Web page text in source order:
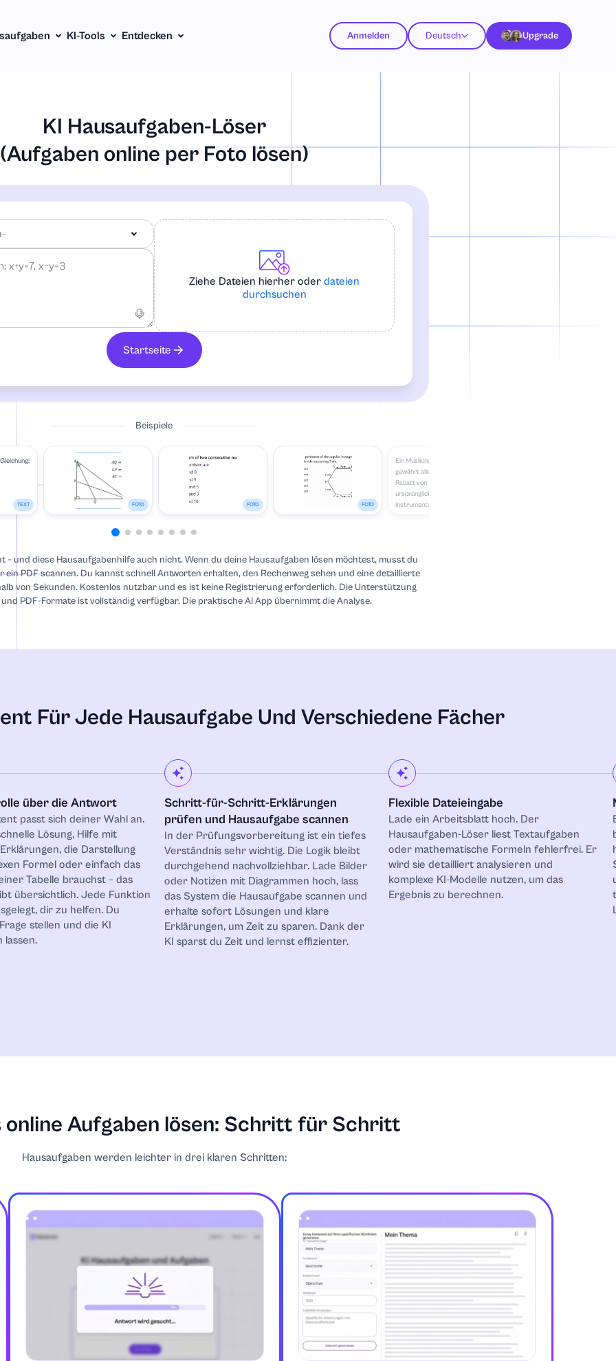
KI-Tools Entdecken Anmelden Deutsch Upgrade
KI Hausaufgaben-Löser
(Aufgaben online per Foto lösen)
Literaturverzeichnis
Ziehe Dateien hierher oder dateien
durchsuchen
Startseite
Beispiele
TEXT FOTO FOTO FOTO
Ein Musikinstrumentengeschäft
gewährt allen Schülern einen
Rabatt von 10 % auf den
ursprünglichen Preis eines
Instruments. Während eines
Highschool, kauft eine Flöte für
306 $. Wie viel hat sie
375 $ 400 $ 408 $ 425 $
– und diese Hausaufgabenhilfe auch nicht. Wenn du deine Hausaufgaben lösen möchtest, musst du
ein PDF scannen. Du kannst schnell Antworten erhalten, den Rechenweg sehen und eine detaillierte
von Sekunden. Kostenlos nutzbar und es ist keine Registrierung erforderlich. Die Unterstützung
PDF-Formate ist vollständig verfügbar. Die praktische AI App übernimmt die Analyse.
Für Jede Hausaufgabe Und Verschiedene Fächer
über die Antwort
passt sich deiner Wahl an.
Lösung, Hilfe mit
die Darstellung
Formel oder einfach das
Tabelle brauchst – das
übersichtlich. Jede Funktion
dir zu helfen. Du
stellen und die KI
lassen.
Schritt-für-Schritt-Erklärungen
prüfen und Hausaufgabe scannen
In der Prüfungsvorbereitung ist ein tiefes
Verständnis sehr wichtig. Die Logik bleibt
durchgehend nachvollziehbar. Lade Bilder
oder Notizen mit Diagrammen hoch, lass
das System die Hausaufgabe scannen und
erhalte sofort Lösungen und klare
Erklärungen, um Zeit zu sparen. Dank der
KI sparst du Zeit und lernst effizienter.
Flexible Dateieingabe
Lade ein Arbeitsblatt hoch. Der
Hausaufgaben-Löser liest Textaufgaben
oder mathematische Formeln fehlerfrei. Er
wird sie detailliert analysieren und
komplexe KI-Modelle nutzen, um das
Ergebnis zu berechnen.
online Aufgaben lösen: Schritt für Schritt
Hausaufgaben werden leichter in drei klaren Schritten: